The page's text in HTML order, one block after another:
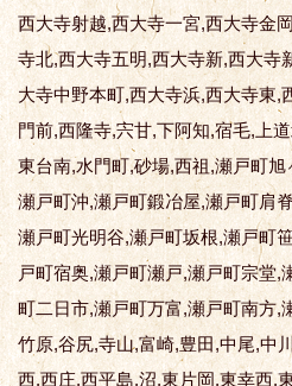
西大寺射越,西大寺一宮,西大寺金
寺北,西大寺五明,西大寺新,西大寺
大寺中野本町,西大寺浜,西大寺東,
門前,西隆寺,宍甘,下阿知,宿毛,上
東台南,水門町,砂場,西祖,瀬戸町
瀬戸町沖,瀬戸町鍛冶屋,瀬戸町肩
瀬戸町光明谷,瀬戸町坂根,瀬戸町
戸町宿奥,瀬戸町瀬戸,瀬戸町宗堂,
町二日市,瀬戸町万富,瀬戸町南方,
竹原,谷尻,寺山,富崎,豊田,中尾,中
西,西庄,西平島,沼,東片岡,東幸西,